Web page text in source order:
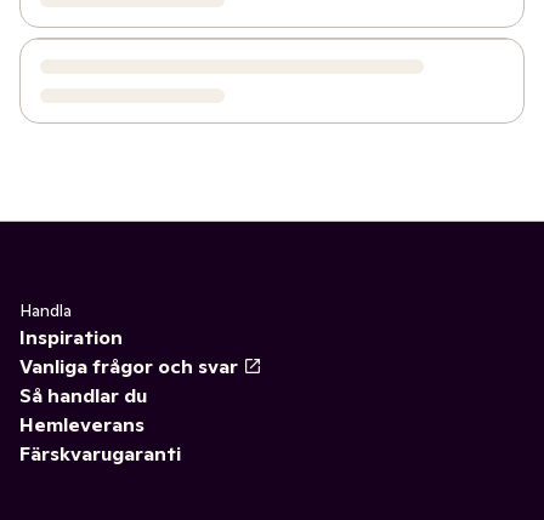
Handla
Inspiration
Vanliga frågor och svar
Så handlar du
Hemleverans
Färskvarugaranti